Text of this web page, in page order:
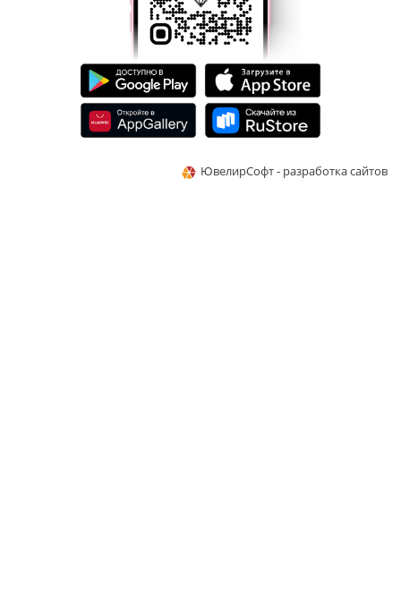
ЮвелирСофт - разработка сайтов